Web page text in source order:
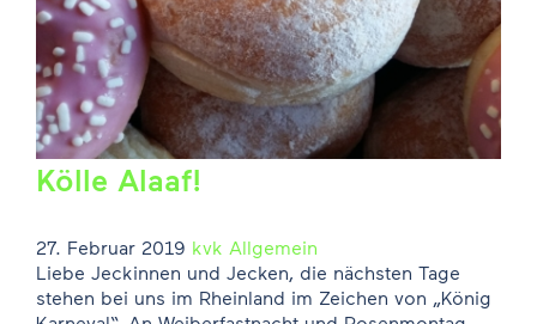
Kölle Alaaf!
27. Februar 2019 kvk Allgemein
Liebe Jeckinnen und Jecken, die nächsten Tage
stehen bei uns im Rheinland im Zeichen von „König